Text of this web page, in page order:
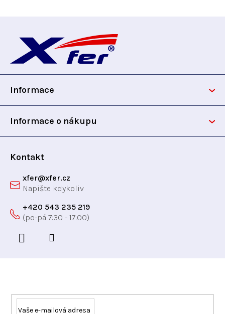
p
Informace
Informace o nákupu
Kontakt
xfer@xfer.cz
+420 543 235 219